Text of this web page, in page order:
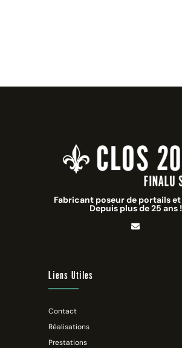
Fabricant poseur de portails
Depuis plus de 25 ans !
Liens Utiles
Contact
Réalisations
Prestations